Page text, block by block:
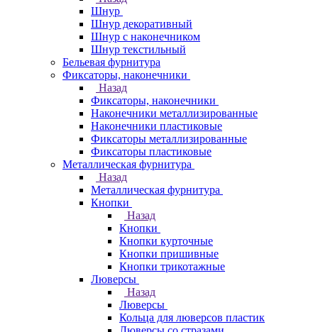
Шнур
Шнур декоративный
Шнур с наконечником
Шнур текстильный
Бельевая фурнитура
Фиксаторы, наконечники
Назад
Фиксаторы, наконечники
Наконечники металлизированные
Наконечники пластиковые
Фиксаторы металлизированные
Фиксаторы пластиковые
Металлическая фурнитура
Назад
Металлическая фурнитура
Кнопки
Назад
Кнопки
Кнопки курточные
Кнопки пришивные
Кнопки трикотажные
Люверсы
Назад
Люверсы
Кольца для люверсов пластик